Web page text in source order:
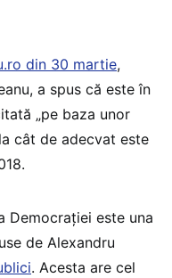
din 30 martie,
a spus că este în
„pe baza unor
cât de adecvat este
Democrației este una
de Alexandru
. Acesta are cel